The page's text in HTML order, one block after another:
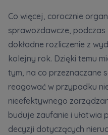
Co więcej, corocznie
sprawozdawcze,
dokładne rozliczenie z
kolejny rok. Dzięki temu
tym, na co przeznaczane
reagować w przypadku
nieefektywnego
buduje zaufanie i ułatwia
decyzji dotyczących